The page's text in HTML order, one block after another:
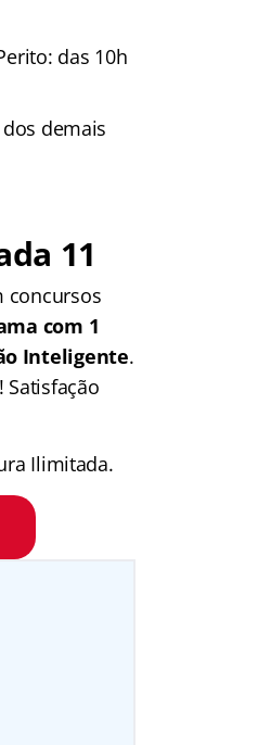
das 10h
demais
11
concursos
com 1
Inteligente.
Satisfação
Ilimitada.